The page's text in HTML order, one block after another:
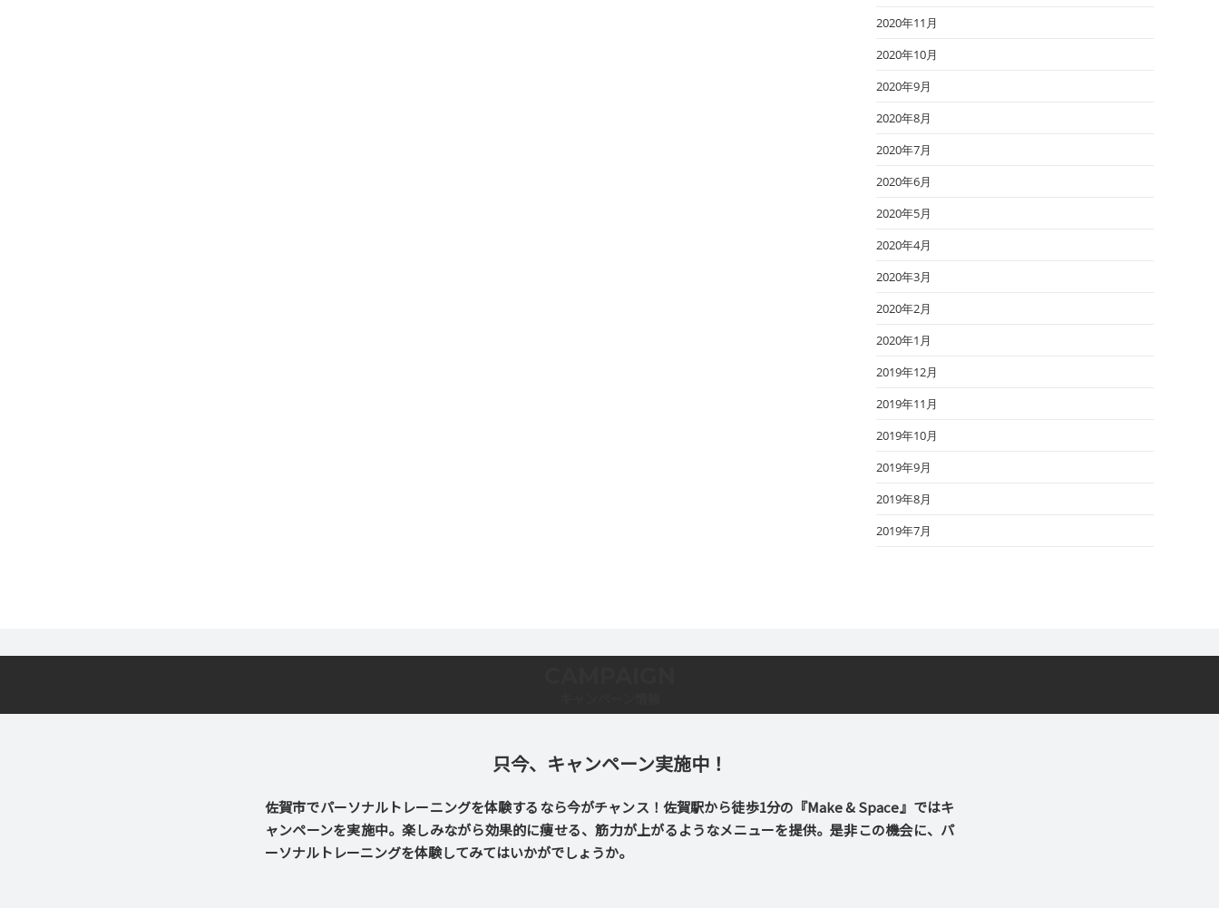
2020年11月
2020年10月
2020年9月
2020年8月
2020年7月
2020年6月
2020年5月
2020年4月
2020年3月
2020年2月
2020年1月
2019年12月
2019年11月
2019年10月
2019年9月
2019年8月
2019年7月
只今、キャンペーン実施中！
佐賀市でパーソナルトレーニングを体験するなら今がチャンス！佐賀駅から徒歩1分の『Make & Space』ではキ
ャンペーンを実施中。楽しみながら効果的に痩せる、筋力が上がるようなメニューを提供。是非この機会に、パ
ーソナルトレーニングを体験してみてはいかがでしょうか。